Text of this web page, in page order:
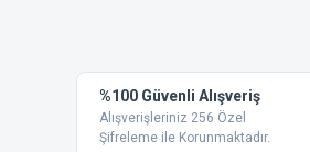
Ürün resmi kalitesiz,
Ürün açıklamasında eksik
Ürün bilgilerinde hatalar
%100 Güvenli Alışveriş
Alışverişleriniz 256 Özel
Şifreleme ile Korunmaktadır.